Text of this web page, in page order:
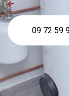
09 72 59